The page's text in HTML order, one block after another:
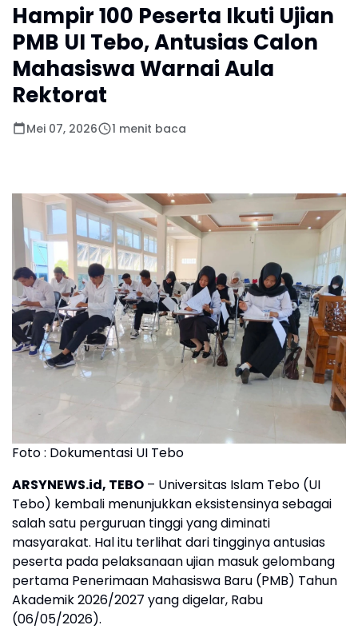
Hampir 100 Peserta Ikuti Ujian
PMB UI Tebo, Antusias Calon
Mahasiswa Warnai Aula
Rektorat
Mei 07, 2026 1 menit baca
Foto : Dokumentasi UI Tebo
ARSYNEWS.id, TEBO – Universitas Islam Tebo (UI
Tebo) kembali menunjukkan eksistensinya sebagai
salah satu perguruan tinggi yang diminati
masyarakat. Hal itu terlihat dari tingginya antusias
peserta pada pelaksanaan ujian masuk gelombang
pertama Penerimaan Mahasiswa Baru (PMB) Tahun
Akademik 2026/2027 yang digelar, Rabu
(06/05/2026).